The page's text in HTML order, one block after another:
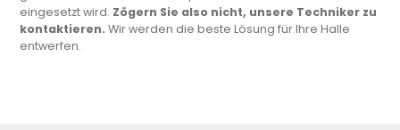
eingesetzt wird. Zögern Sie also nicht, unsere Techniker zu
kontaktieren. Wir werden die beste Lösung für Ihre Halle
entwerfen.